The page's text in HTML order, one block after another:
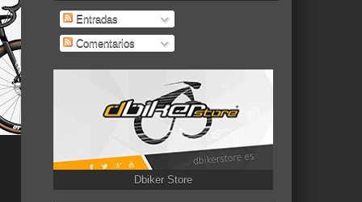
Entradas
Comentarios
Dbiker Store